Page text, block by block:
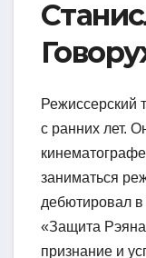
Режиссерский
с ранних лет.
заниматься
дебютировал
«Защита
признание и